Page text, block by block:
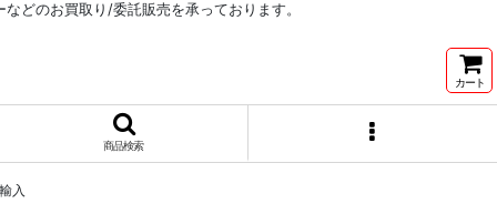
どのお買取り/委託販売を承っております。
カート
商品検索
入